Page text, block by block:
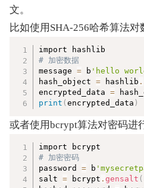
文。
比如使用SHA-256哈希算法对
# 加密数据
message = b 'hello
hash_object = hashlib .
encrypted_data =
print (encrypted_data )
或者使用bcrypt算法对密码进
# 加密密码
password = b
salt = bcrypt .gensalt (